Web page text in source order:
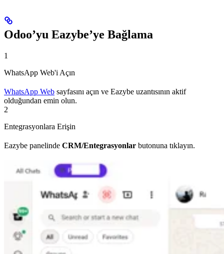
Odoo’yu Eazybe’ye Bağlama
1
WhatsApp Web'i Açın
WhatsApp Web sayfasını açın ve Eazybe uzantısının aktif
olduğundan emin olun.
2
Entegrasyonlara Erişin
Eazybe panelinde CRM/Entegrasyonlar butonuna tıklayın.